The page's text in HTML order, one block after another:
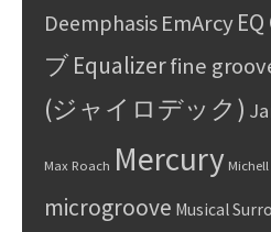
Deemphasis EmArcy
ブEqualizerfine
(ジャイロデック)
Max Roach Mercury
microgroove Musical